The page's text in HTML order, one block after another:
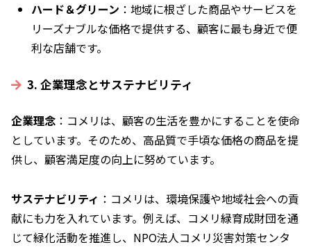
ハード＆グリーン ：地域に根ざした商品やサービスを
リーズナブルな価格で提供する、顧客に最も身近で便
利な店舗です。
3. 企業理念とサステナビリティ
企業理念 ：コメリは、顧客の生活を豊かにすることを使命
としています。そのため、高品質で手頃な価格の商品を提
供し、顧客満足度の向上に努めています。
サステナビリティ ：コメリは、環境保護や地域社会への貢
献にも力を入れています。例えば、コメリ緑育成財団を通
じて緑化活動を推進し、NPO法人コメリ災害対策センタ